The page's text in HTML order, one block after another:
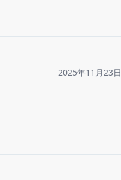
2025年11月23日